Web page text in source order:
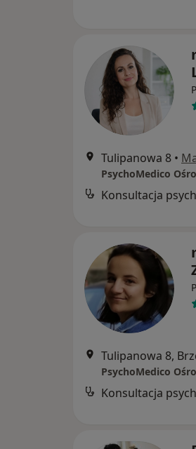
Tulipanowa 8 •
PsychoMedico
Konsultacja
Tulipanowa 8,
PsychoMedico
Konsultacja